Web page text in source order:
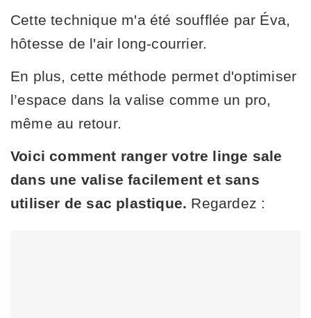
Cette technique m'a été soufflée par Éva,
hôtesse de l'air long-courrier.
En plus, cette méthode permet d'optimiser
l’espace dans la valise comme un pro,
même au retour.
Voici comment ranger votre linge sale
dans une valise facilement et sans
utiliser de sac plastique. Regardez :